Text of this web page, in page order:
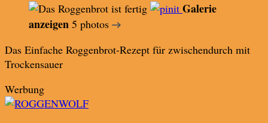
Galerie
anzeigen 5 photos
Das Einfache Roggenbrot-Rezept für zwischendurch mit
Trockensauer
Werbung